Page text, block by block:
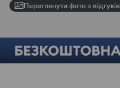
Переглянути фото з відгуків